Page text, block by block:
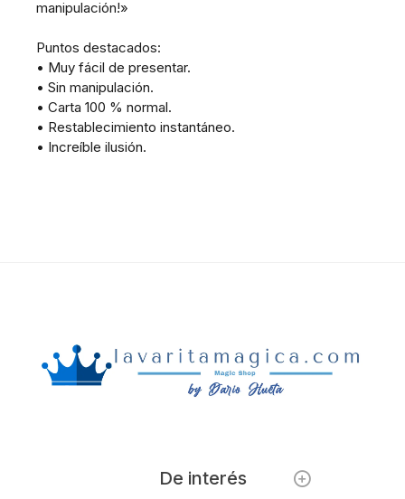
manipulación!»
Puntos destacados:
• Muy fácil de presentar.
• Sin manipulación.
• Carta 100 % normal.
• Restablecimiento instantáneo.
• Increíble ilusión.
De interés